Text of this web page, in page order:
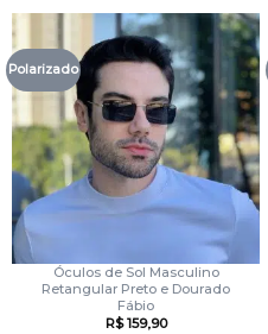
Polarizado
Óculos de Sol Masculino
Retangular Preto e Dourado
Fábio
R$159,90